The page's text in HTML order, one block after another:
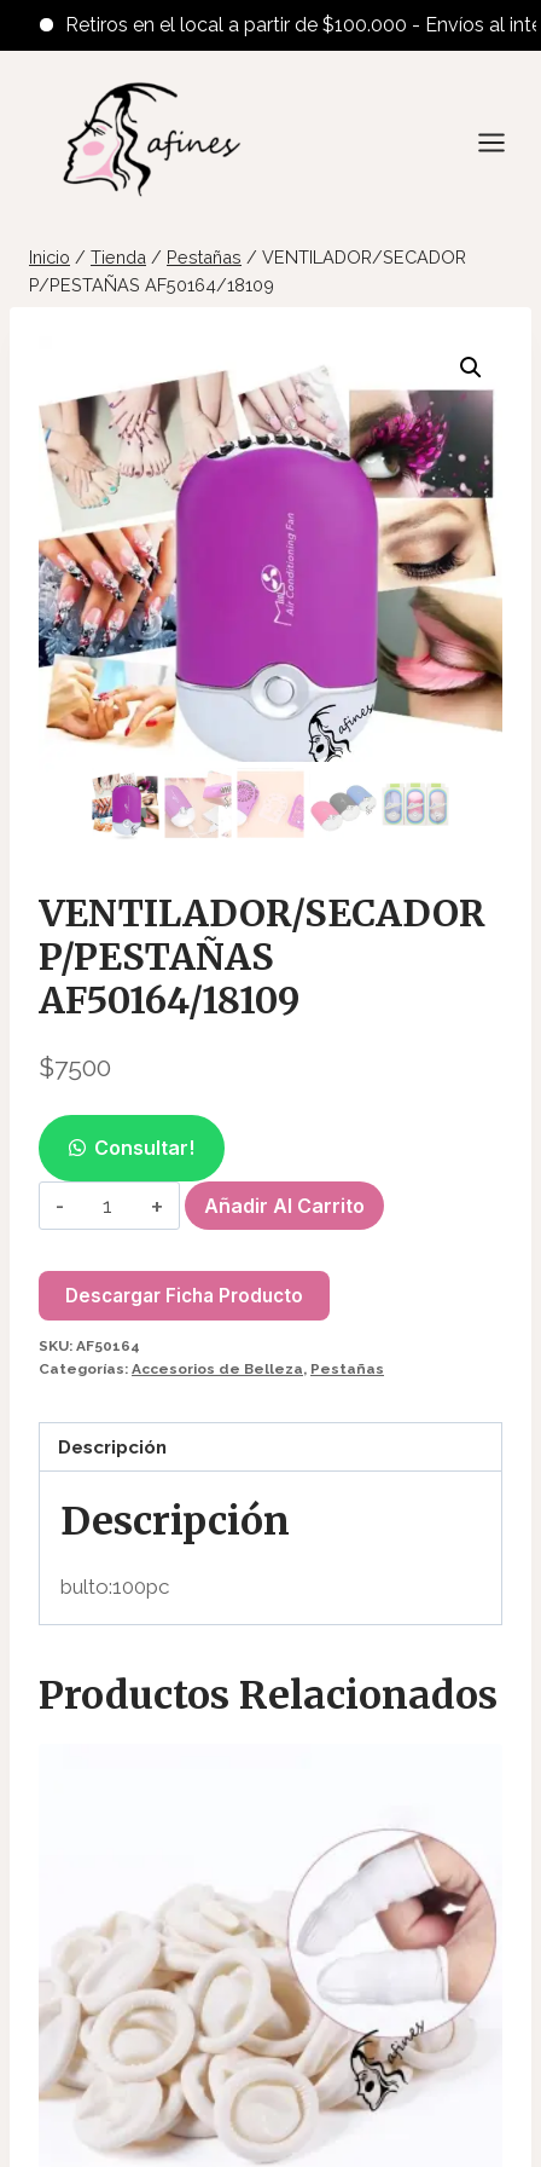
Retiros en el local a partir de $100.000 - Envíos al
contenido
Inicio / Tienda / Pestañas / VENTILADOR/SECADOR
P/PESTAÑAS AF50164/18109
VENTILADOR/SECADOR
P/PESTAÑAS
AF50164/18109
$7500
Consultar!
VENTILADOR/SECADOR
P/PESTAÑAS
cantidad
Añadir Al Carrito
Descargar Ficha Producto
SKU: AF50164
Categorías: Accesorios de Belleza, Pestañas
Descripción
Descripción
bulto:100pc
Productos Relacionados